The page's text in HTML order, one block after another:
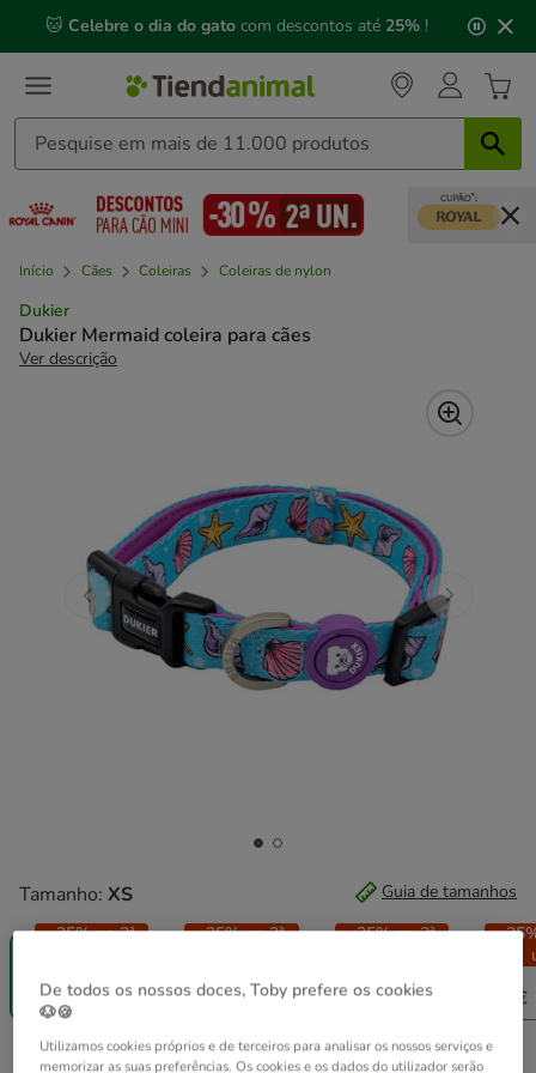
mensagem,
🐱 Celebre o dia do gato com descontos até 25% !
Início Cães Coleiras Coleiras de nylon
Dukier
Dukier Mermaid coleira para cães
Ver descrição
Tamanho: XS Guia de tamanhos
-25% na 2ª
16.99€
-25% na 2ª
16.99€
-25% na 2ª
16.99€
-
16.99€
Preço 16.99€
16.99€
De todos os nossos doces, Toby prefere os cookies
🐶🍪
Utilizamos cookies próprios e de terceiros para analisar os nossos serviços e
memorizar as suas preferências. Os cookies e os dados do utilizador serão